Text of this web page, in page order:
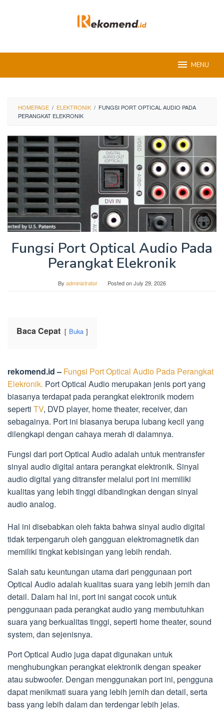
MENU
HOMEPAGE / ELEKTRONIK / FUNGSI PORT OPTICAL AUDIO PADA
PERANGKAT ELEKRONIK
Fungsi Port Optical Audio Pada
Perangkat Elekronik
By administrator Posted onJuly 29, 2026
Baca Cepat Buka
rekomend.id – Fungsi Port Optical Audio Pada Perangkat
Elekronik. Port Optical Audio merupakan jenis port yang
biasanya terdapat pada perangkat elektronik modern
seperti TV, DVD player, home theater, receiver, dan
sebagainya. Port ini biasanya berupa lubang kecil yang
dilengkapi dengan cahaya merah di dalamnya.
Fungsi dari port Optical Audio adalah untuk mentransfer
sinyal audio digital antara perangkat elektronik. Sinyal
audio digital yang ditransfer melalui port ini memiliki
kualitas yang lebih tinggi dibandingkan dengan sinyal
audio analog.
Hal ini disebabkan oleh fakta bahwa sinyal audio digital
tidak terpengaruh oleh gangguan elektromagnetik dan
memiliki tingkat kebisingan yang lebih rendah.
Salah satu keuntungan utama dari penggunaan port
Optical Audio adalah kualitas suara yang lebih jernih dan
detail. Dalam hal ini, port ini sangat cocok untuk
penggunaan pada perangkat audio yang membutuhkan
suara yang berkualitas tinggi, seperti home theater, sound
system, dan sejenisnya.
Port Optical Audio juga dapat digunakan untuk
menghubungkan perangkat elektronik dengan speaker
atau subwoofer. Dengan menggunakan port ini, pengguna
dapat menikmati suara yang lebih jernih dan detail, serta
bass yang lebih dalam dan terdengar lebih jelas.